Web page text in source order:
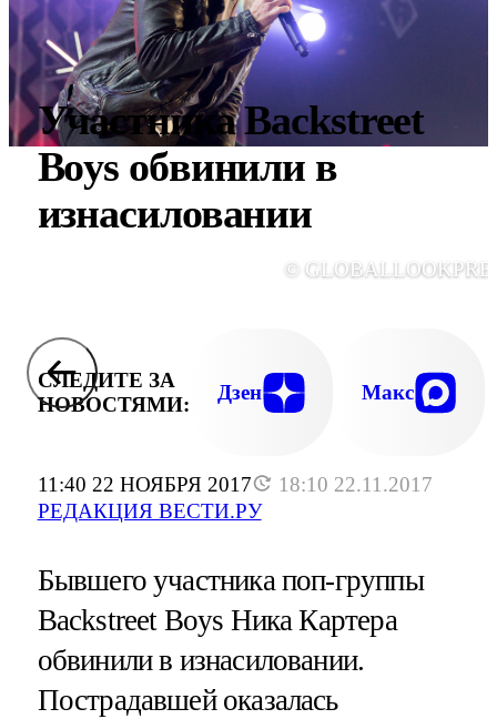
11:40 22 НОЯБРЯ 2017
18:10 22.11.2017
РЕДАКЦИЯ ВЕСТИ.РУ
Участника Backstreet
Boys обвинили в
изнасиловании
©
СЛЕДИТЕ ЗА
НОВОСТЯМИ:
Дзен Макс
Бывшего участника поп-группы
Backstreet Boys Ника Картера
обвинили в изнасиловании.
Пострадавшей оказалась